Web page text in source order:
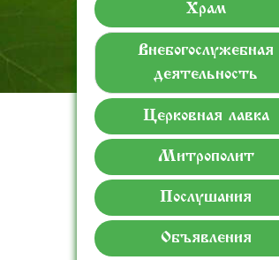
Храм
Внебогослужебная
деятельность
Церковная лавка
Митрополит
Послушания
Объявления